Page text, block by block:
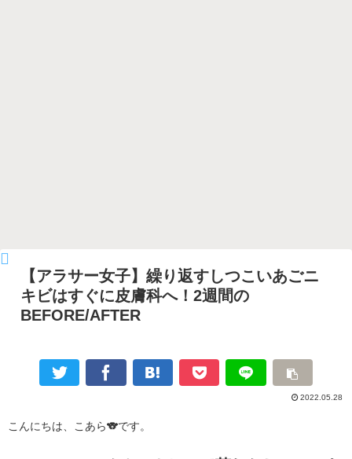
【アラサー女子】繰り返すしつこいあごニ
キビはすぐに皮膚科へ！2週間の
BEFORE/AFTER
2022.05.28
こんにちは、こあら🐨です。